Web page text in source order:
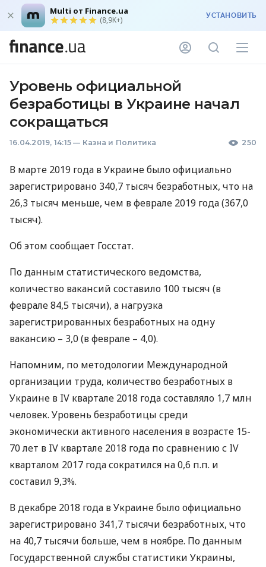
Multi от Finance.ua
(8,9K+) УСТАНОВИТЬ
Уровень официальной
безработицы в Украине начал
сокращаться
16.04.2019, 14:15 — Казна и Политика 250
В марте 2019 года в Украине было официально
зарегистрировано 340,7 тысяч безработных, что на
26,3 тысяч меньше, чем в феврале 2019 года (367,0
тысяч).
Об этом сообщает Госстат.
По данным статистического ведомства,
количество вакансий составило 100 тысяч (в
феврале 84,5 тысячи), а нагрузка
зарегистрированных безработных на одну
вакансию – 3,0 (в феврале – 4,0).
Напомним, по методологии Международной
организации труда, количество безработных в
Украине в IV квартале 2018 года составляло 1,7 млн
человек. Уровень безработицы среди
экономически активного населения в возрасте 15-
70 лет в IV квартале 2018 года по сравнению с IV
кварталом 2017 года сократился на 0,6 п.п. и
составил 9,3%.
В декабре 2018 года в Украине было официально
зарегистрировано 341,7 тысячи безработных, что
на 40,7 тысячи больше, чем в ноябре. По данным
Государственной службы статистики Украины,